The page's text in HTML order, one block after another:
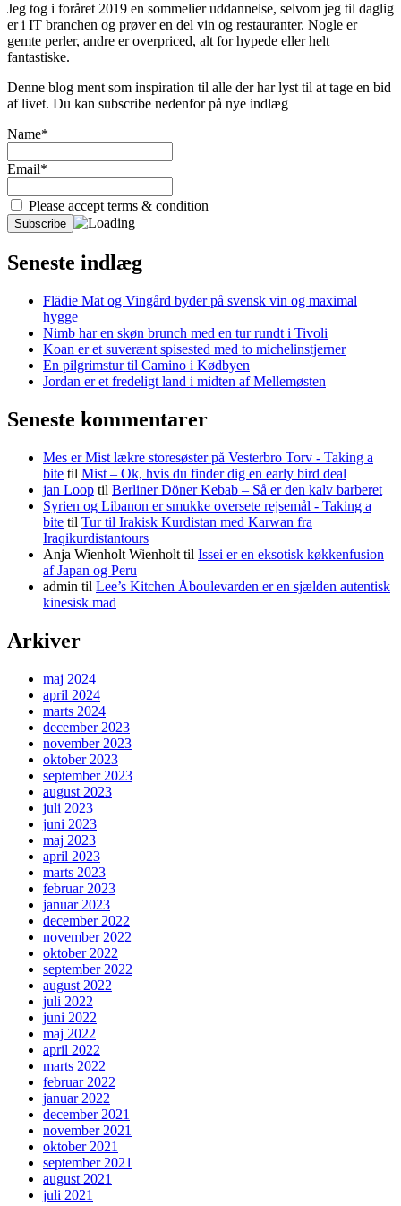
Jeg tog i foråret 2019 en sommelier uddannelse, selvom jeg til daglig
er i IT branchen og prøver en del vin og restauranter. Nogle er
gemte perler, andre er overpriced, alt for hypede eller helt
fantastiske.
Denne blog ment som inspiration til alle der har lyst til at tage en bid
af livet. Du kan subscribe nedenfor på nye indlæg
Name*
Email*
Please accept terms & condition
Seneste indlæg
Flädie Mat og Vingård byder på svensk vin og maximal
hygge
Nimb har en skøn brunch med en tur rundt i Tivoli
Koan er et suverænt spisested med to michelinstjerner
En pilgrimstur til Camino i Kødbyen
Jordan er et fredeligt land i midten af Mellemøsten
Seneste kommentarer
Mes er Mist lækre storesøster på Vesterbro Torv - Taking a
bite til Mist – Ok, hvis du finder dig en early bird deal
jan Loop til Berliner Döner Kebab – Så er den kalv barberet
Syrien og Libanon er smukke oversete rejsemål - Taking a
bite til Tur til Irakisk Kurdistan med Karwan fra
Iraqikurdistantours
Anja Wienholt Wienholt til Issei er en eksotisk køkkenfusion
af Japan og Peru
admin til Lee’s Kitchen Åboulevarden er en sjælden autentisk
kinesisk mad
Arkiver
maj 2024
april 2024
marts 2024
december 2023
november 2023
oktober 2023
september 2023
august 2023
juli 2023
juni 2023
maj 2023
april 2023
marts 2023
februar 2023
januar 2023
december 2022
november 2022
oktober 2022
september 2022
august 2022
juli 2022
juni 2022
maj 2022
april 2022
marts 2022
februar 2022
januar 2022
december 2021
november 2021
oktober 2021
september 2021
august 2021
juli 2021